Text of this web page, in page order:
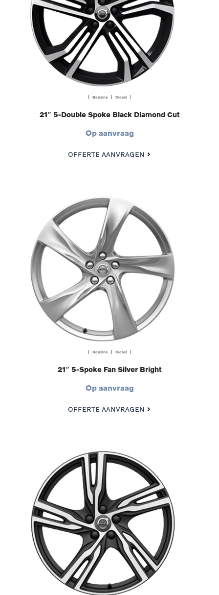
| Benzine | Diesel |
21″ 5-Double Spoke Black Diamond Cut
Op aanvraag
OFFERTE AANVRAGEN
| Benzine | Diesel |
21″ 5-Spoke Fan Silver Bright
Op aanvraag
OFFERTE AANVRAGEN